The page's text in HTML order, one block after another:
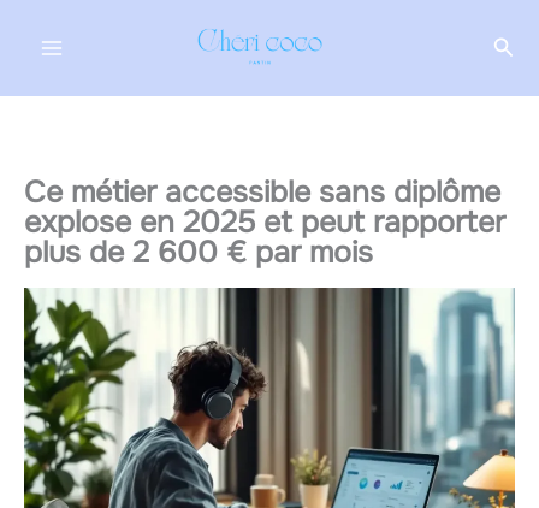
Ce métier accessible sans diplôme
explose en 2025 et peut rapporter
plus de 2 600 € par mois